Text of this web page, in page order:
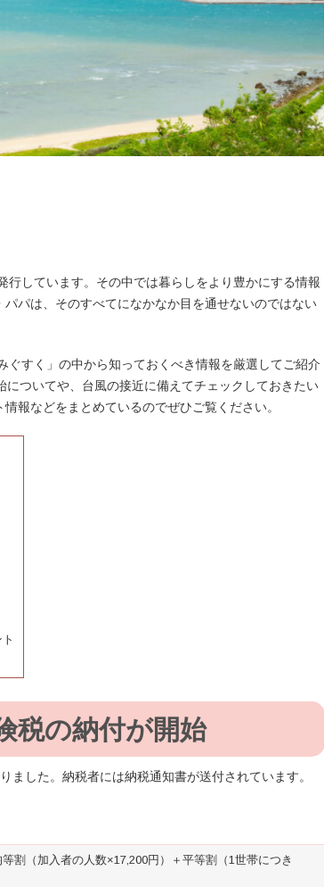
しています。その中では暮らしをより豊かにする情報
パは、そのすべてになかなか目を通せないのではない
すく」の中から知っておくべき情報を厳選してご紹介
ついてや、台風の接近に備えてチェックしておきたい
報などをまとめているのでぜひご覧ください。
税の納付が開始
した。納税者には納税通知書が送付されています。
割（加入者の人数×17,200円）＋平等割（1世帯につき